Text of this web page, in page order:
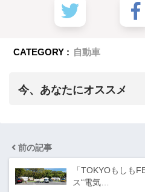
CATEGORY : 自動車
今、あなたにオススメ
前の記事
「TOKYOもしも
ス“電気…